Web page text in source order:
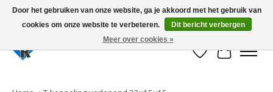
Large selection of products and fast shipping!
Verlanglijst
Door het gebruiken van onze website, ga je akkoord met het gebruik van
cookies om onze website te verbeteren.
Dit bericht verbergen
Meer over cookies »